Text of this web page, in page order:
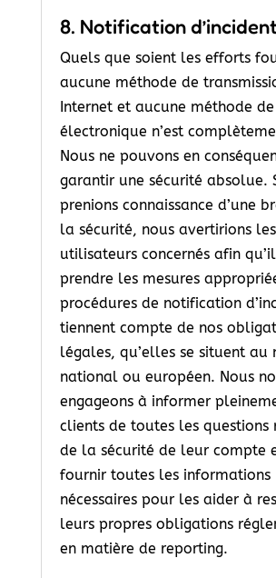
8. Notification
Quels que soient les efforts
aucune méthode de
Internet et aucune méthode
électronique n’est
Nous ne pouvons en
garantir une sécurité absolue.
prenions connaissance d’une
la sécurité, nous avertirions les
utilisateurs concernés afin
prendre les mesures
procédures de notification
tiennent compte de nos
légales, qu’elles se situent au
national ou européen. Nous
engageons à informer
clients de toutes les questions
de la sécurité de leur compte
fournir toutes les informations
nécessaires pour les aider à
leurs propres obligations
en matière de reporting.